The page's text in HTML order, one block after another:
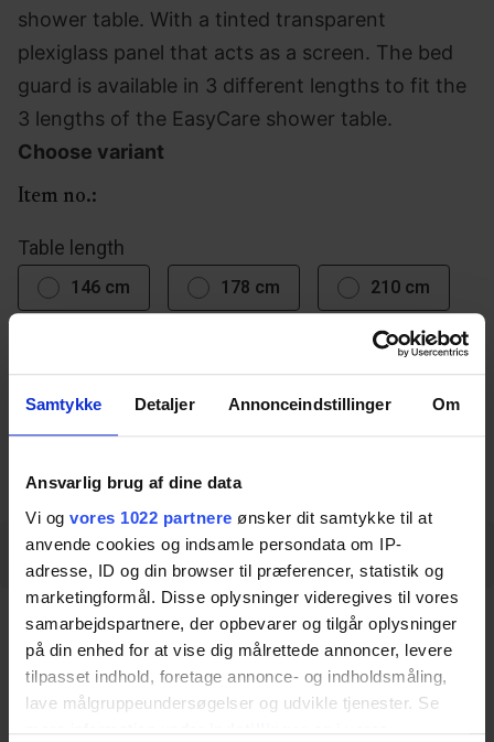
Samtykke Detaljer Annonceindstillinger Om
Ansvarlig brug af dine data
Vi og vores 1022 partnere ønsker dit samtykke til at
anvende cookies og indsamle persondata om IP-
adresse, ID og din browser til præferencer, statistik og
marketingformål. Disse oplysninger videregives til vores
samarbejdspartnere, der opbevarer og tilgår oplysninger
på din enhed for at vise dig målrettede annoncer, levere
tilpasset indhold, foretage annonce- og indholdsmåling,
lave målgruppeundersøgelser og udvikle tjenester. Se
shower table. With a tinted transparent
plexiglass panel that acts as a screen. The bed
guard is available in 3 different lengths to fit the
3 lengths of the EasyCare shower table.
Choose variant
Item no.:
Table length
146 cm 178 cm 210 cm
Description Specifications Measurements
Description
The Bed Guard – Long Side is a fold-down safety